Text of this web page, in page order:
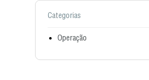
Categorias
Operação